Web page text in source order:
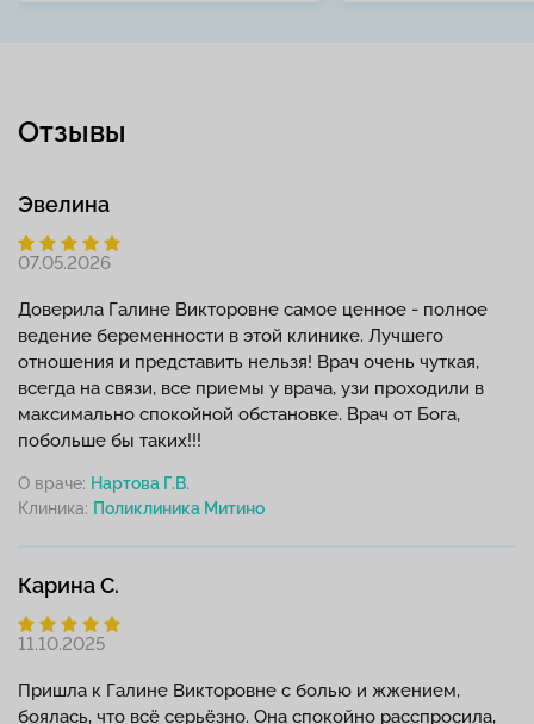
Отзывы
Эвелина
07.05.2026
Доверила Галине Викторовне самое ценное - полное
ведение беременности в этой клинике. Лучшего
отношения и представить нельзя! Врач очень чуткая,
всегда на связи, все приемы у врача, узи проходили в
максимально спокойной обстановке. Врач от Бога,
побольше бы таких!!!
О враче: Нартова Г.В.
Клиника:
Карина С.
11.10.2025
Пришла к Галине Викторовне с болью и жжением,
боялась, что всё серьёзно. Она спокойно расспросила,